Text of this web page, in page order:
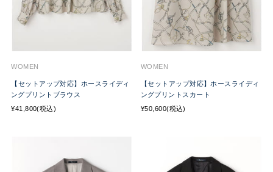
WOMEN
【セットアップ対応】ホースライディ
ングプリントブラウス
¥41,800(税込)
WOMEN
【セットアップ対応】ホースライディ
ングプリントスカート
¥50,600(税込)